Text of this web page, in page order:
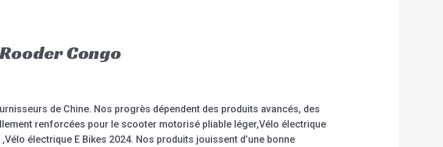
Congo
de Chine. Nos progrès dépendent des produits avancés, des
renforcées pour le scooter motorisé pliable léger,Vélo électrique
électrique E Bikes 2024. Nos produits jouissent d’une bonne